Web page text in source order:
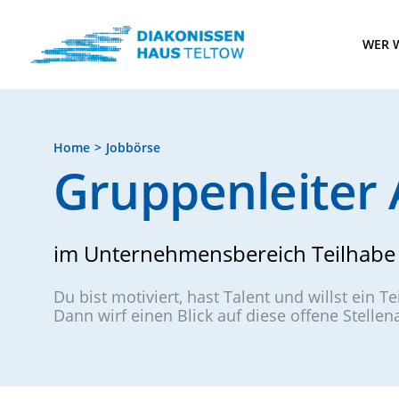
WER
Home Jobbörse
Gruppenleiter
im Unternehmensbereich
Du bist motiviert, hast Talent und willst ein
Dann wirf einen Blick auf diese offene